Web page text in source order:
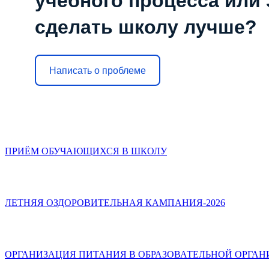
сделать школу лучше?
Написать о проблеме
ПРИЁМ ОБУЧАЮЩИХСЯ В ШКОЛУ
ЛЕТНЯЯ ОЗДОРОВИТЕЛЬНАЯ КАМПАНИЯ-2026
ОРГАНИЗАЦИЯ ПИТАНИЯ В ОБРАЗОВАТЕЛЬНОЙ